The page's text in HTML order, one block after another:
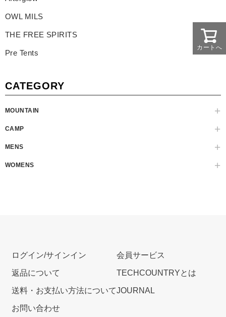
OWL MILS
THE FREE SPIRITS
Pre Tents
CATEGORY
MOUNTAIN
CAMP
MENS
WOMENS
カートへ
ログイン/サインイン
返品について
送料・お支払い方法について
お問い合わせ
会員サービス
TECHCOUNTRYとは
JOURNAL